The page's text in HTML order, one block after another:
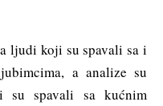
ljudi koji su spavali sa i
a analize su
su spavali sa kućnim